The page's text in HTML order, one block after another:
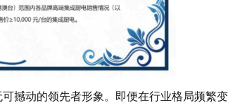
动的领先者形象。即便在行业格局频繁变